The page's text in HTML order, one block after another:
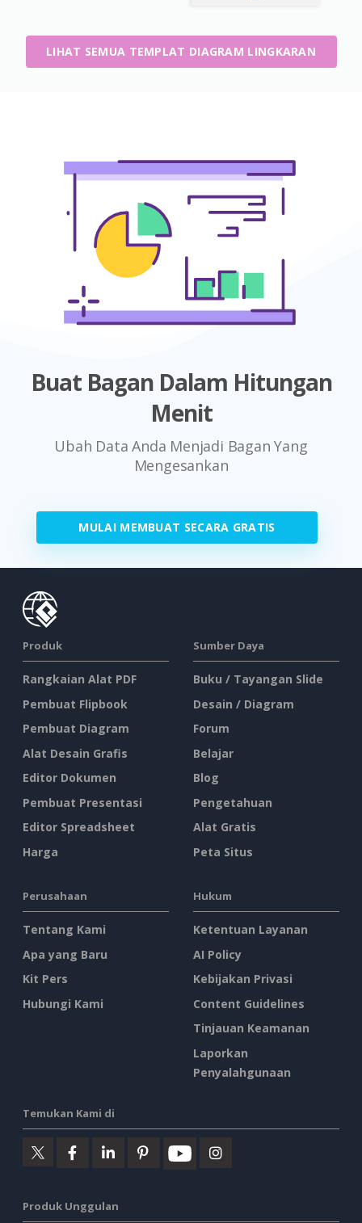
LIHAT SEMUA TEMPLAT DIAGRAM LINGKARAN
Buat Bagan Dalam Hitungan
Menit
Ubah Data Anda Menjadi Bagan Yang
Mengesankan
MULAI MEMBUAT SECARA GRATIS
Produk
Rangkaian Alat PDF
Pembuat Flipbook
Pembuat Diagram
Alat Desain Grafis
Editor Dokumen
Pembuat Presentasi
Editor Spreadsheet
Harga
Sumber Daya
Buku / Tayangan Slide
Desain / Diagram
Forum
Belajar
Blog
Pengetahuan
Alat Gratis
Peta Situs
Perusahaan
Tentang Kami
Apa yang Baru
Kit Pers
Hubungi Kami
Hukum
Ketentuan Layanan
AI Policy
Kebijakan Privasi
Content Guidelines
Tinjauan Keamanan
Laporkan
Penyalahgunaan
Temukan Kami di
Produk Unggulan